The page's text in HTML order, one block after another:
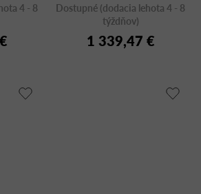
4 - 8
Dostupné (dodacia lehota 4 - 8
týždňov)
1 339,47 €